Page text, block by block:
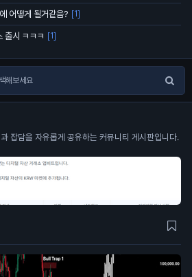
어떻게 될거같음? [1]
출시 ㅋㅋㅋ [1]
잡담을 자유롭게 공유하는 커뮤니티 게시판입니다.